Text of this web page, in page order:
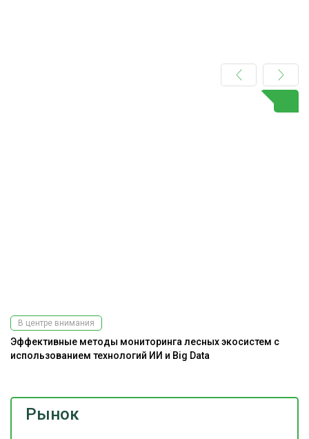
Рынок
В центре внимания
Эффективные методы мониторинга лесных экосистем с
использованием технологий ИИ и Big Data